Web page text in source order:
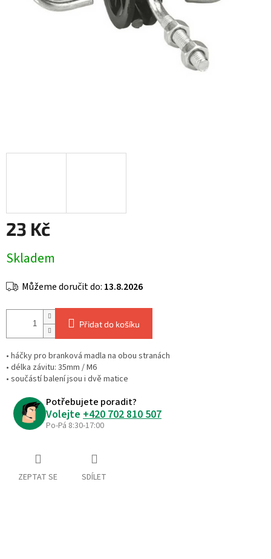
23 Kč
cena:
Skladem
Můžeme doručit do: 13.8.2026
Přidat do košíku
• háčky pro branková madla na obou stranách
• délka závitu: 35mm / M6
• součástí balení jsou i dvě matice
Potřebujete poradit?
Volejte +420 702 810 507
Po-Pá 8:30-17:00
ZEPTAT SE SDÍLET